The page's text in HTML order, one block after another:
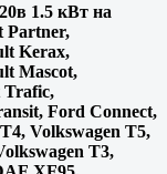
1.5 кВт на
Partner,
Kerax,
Mascot,
Trafic,
Ford Connect,
Volkswagen T5,
T3,